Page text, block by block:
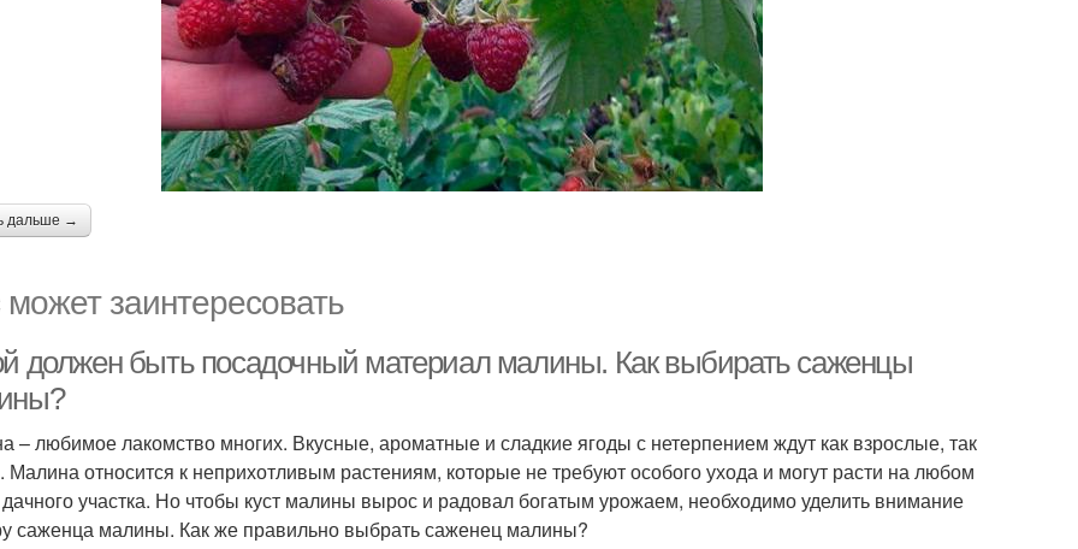
дальше →
заинтересовать
должен быть посадочный материал малины. Как выбирать саженцы
– любимое лакомство многих. Вкусные, ароматные и сладкие ягоды с нетерпением ждут как взрослые, так
Малина относится к неприхотливым растениям, которые не требуют особого ухода и могут расти на любом
участка. Но чтобы куст малины вырос и радовал богатым урожаем, необходимо уделить внимание
саженца малины. Как же правильно выбрать саженец малины?